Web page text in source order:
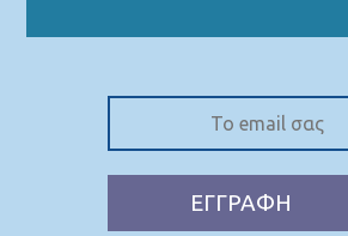
ΕΓΓΡΑΦΗ